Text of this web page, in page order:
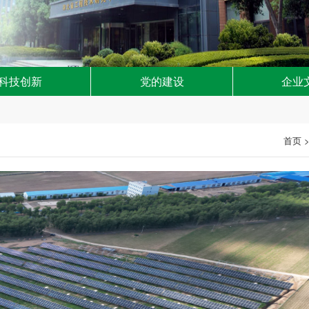
技创新 党的建设 企业
首页